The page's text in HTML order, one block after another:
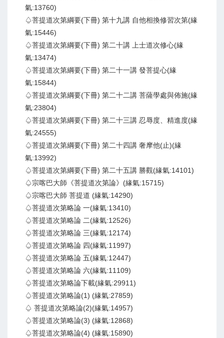
氣:13760)
♤菩提道次第綱要(下冊) 第十九講 自他相換修習次第(緣
氣:15446)
♤菩提道次第綱要(下冊) 第二十講 上士道次修心(緣
氣:13474)
♤菩提道次第綱要(下冊) 第二十一講 發菩提心(緣
氣:15844)
♤菩提道次第綱要(下冊) 第二十二講 菩薩學處與佈施(緣
氣:23804)
♤菩提道次第綱要(下冊) 第二十三講 忍辱度、精進度(緣
氣:24555)
♤菩提道次第綱要(下冊) 第二十四講 奢摩他(止)(緣
氣:13992)
♤菩提道次第綱要(下冊) 第二十五講 勝觀(緣氣:14101)
♤宗喀巴大師《菩提道次第論》(緣氣:15715)
♤宗喀巴大師 菩提道 (緣氣:14290)
♤菩提道次第略論 一(緣氣:13410)
♤菩提道次第略論 二(緣氣:12526)
♤菩提道次第略論 三(緣氣:12174)
♤菩提道次第略論 四(緣氣:11997)
♤菩提道次第略論 五(緣氣:12447)
♤菩提道次第略論 六(緣氣:11109)
♤菩提道次第略論下載(緣氣:29911)
♤菩提道次第略論(1) (緣氣:27859)
♤ 菩提道次第略論(2)(緣氣:14957)
♤菩提道次第略論(3) (緣氣:12868)
♤菩提道次第略論(4) (緣氣:15890)